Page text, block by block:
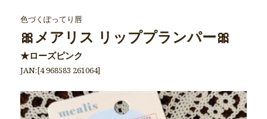
色づくぽってり唇
🎀メアリス リッププランパー🎀
★ローズピンク
JAN:[4 968583 261064]